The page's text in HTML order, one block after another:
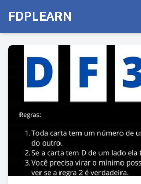
FDPLEARN